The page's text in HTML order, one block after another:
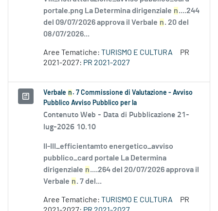
portale.png La Determina dirigenziale n....244
del 09/07/2026 approva il Verbale n. 20 del
08/07/2026...
Aree Tematiche: TURISMO E CULTURA
PR
2021-2027: PR 2021-2027
Verbale n . 7 Commissione di Valutazione - Avviso
Pubblico Avviso Pubblico per la
Contenuto Web - Data di Pubblicazione 21-
lug-2026 10.10
II-III_efficientamto energetico_avviso
pubblico_card portale La Determina
dirigenziale n....264 del 20/07/2026 approva il
Verbale n. 7 del...
Aree Tematiche: TURISMO E CULTURA
PR